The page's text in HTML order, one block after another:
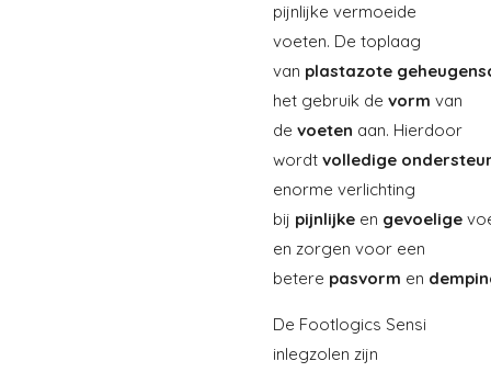
pijnlijke vermoeide
voeten. De toplaag
van plastazote
het gebruik de vorm van
de voeten aan. Hierdoor
wordt volledige
enorme verlichting
bij pijnlijke en gevoelige
en zorgen voor een
betere pasvorm en
De Footlogics Sensi
inlegzolen zijn